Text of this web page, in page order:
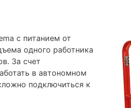
с питанием от
одного работника
За счет
в автономном
подключиться к